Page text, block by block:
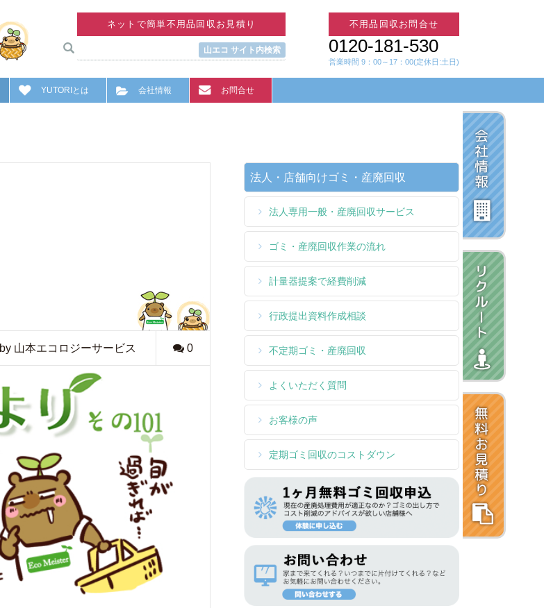
ネットで簡単不用品回収お見積り
山エコ サイト内検索
不用品回収お問合せ
0120-181-530
営業時間 9：00～17：00(定休日:土日)
YUTORIとは 会社情報 お問合せ
by 山本エコロジーサービス 0
法人・店舗向けゴミ・産廃回収
法人専用一般・産廃回収サービス
ゴミ・産廃回収作業の流れ
計量器提案で経費削減
行政提出資料作成相談
不定期ゴミ・産廃回収
よくいただく質問
お客様の声
定期ゴミ回収のコストダウン